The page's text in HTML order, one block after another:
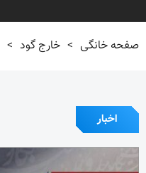
صفحه خانگی > خارج گود >
اخبار